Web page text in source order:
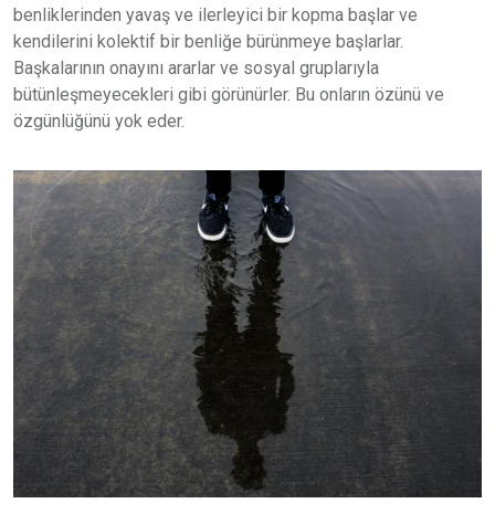
benliklerinden yavaş ve ilerleyici bir kopma başlar ve
kendilerini kolektif bir benliğe bürünmeye başlarlar.
Başkalarının onayını ararlar ve sosyal gruplarıyla
bütünleşmeyecekleri gibi görünürler. Bu onların özünü ve
özgünlüğünü yok eder.